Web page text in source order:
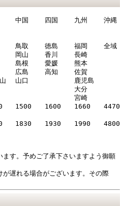
中国 四国 九州 沖縄
鳥取
岡山
島根
広島
山口
徳島
香川
愛媛
高知
福岡
長崎
熊本
佐賀
鹿児島
大分
宮崎
全域
1500 1600 1660 4470
1830 1930 1990 4800
す。予めご了承下さいますよう御願
遅れる場合がございます。その際